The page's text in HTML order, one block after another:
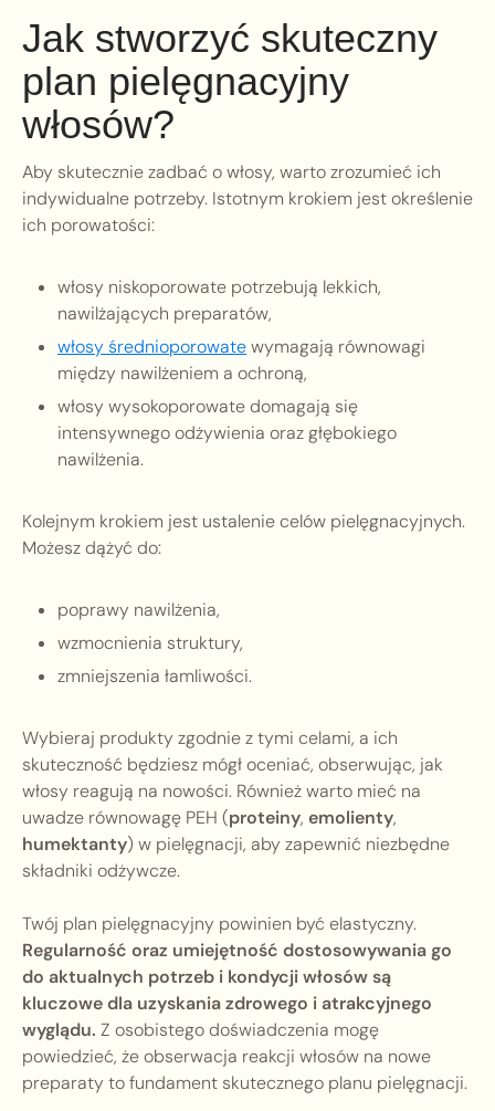
Jak stworzyć skuteczny
plan pielęgnacyjny
włosów?
Aby skutecznie zadbać o włosy, warto zrozumieć ich
indywidualne potrzeby. Istotnym krokiem jest określenie
ich porowatości:
włosy niskoporowate potrzebują lekkich,
nawilżających preparatów,
włosy średnioporowatewymagają równowagi
między nawilżeniem a ochroną,
włosy wysokoporowate domagają się
intensywnego odżywienia oraz głębokiego
nawilżenia.
Kolejnym krokiem jest ustalenie celów pielęgnacyjnych.
Możesz dążyć do:
poprawy nawilżenia,
wzmocnienia struktury,
zmniejszenia łamliwości.
Wybieraj produkty zgodnie z tymi celami, a ich
skuteczność będziesz mógł oceniać, obserwując, jak
włosy reagują na nowości. Również warto mieć na
uwadze równowagę PEH (proteiny, emolienty,
humektanty) w pielęgnacji, aby zapewnić niezbędne
składniki odżywcze.
Twój plan pielęgnacyjny powinien być elastyczny.
Regularność oraz umiejętność dostosowywania go
do aktualnych potrzeb i kondycji włosów są
kluczowe dla uzyskania zdrowego i atrakcyjnego
wyglądu. Z osobistego doświadczenia mogę
powiedzieć, że obserwacja reakcji włosów na nowe
preparaty to fundament skutecznego planu pielęgnacji.